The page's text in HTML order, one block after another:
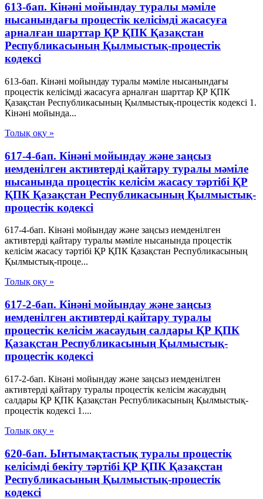
613-бап. Кінәні мойындау туралы мәміле
нысанындағы процестік келісімді жасасуға
арналған шарттар ҚР ҚПК Қазақстан
Республикасының Қылмыстық-процестік
кодексi
613-бап. Кінәні мойындау туралы мәміле нысанындағы
процестік келісімді жасасуға арналған шарттар ҚР ҚПК
Қазақстан Республикасының Қылмыстық-процестік кодексi 1.
Кінәні мойында...
Толық оқу »
617-4-бап. Кінәні мойындау және заңсыз
иемденілген активтерді қайтару туралы мәміле
нысанында процестік келісім жасасу тәртібі ҚР
ҚПК Қазақстан Республикасының Қылмыстық-
процестік кодексi
617-4-бап. Кінәні мойындау және заңсыз иемденілген
активтерді қайтару туралы мәміле нысанында процестік
келісім жасасу тәртібі ҚР ҚПК Қазақстан Республикасының
Қылмыстық-проце...
Толық оқу »
617-2-бап. Кінәні мойындау және заңсыз
иемденілген активтерді қайтару туралы
процестік келісім жасаудың салдары ҚР ҚПК
Қазақстан Республикасының Қылмыстық-
процестік кодексi
617-2-бап. Кінәні мойындау және заңсыз иемденілген
активтерді қайтару туралы процестік келісім жасаудың
салдары ҚР ҚПК Қазақстан Республикасының Қылмыстық-
процестік кодексi 1....
Толық оқу »
620-бап. Ынтымақтастық туралы процестік
келісімді бекіту тәртібі ҚР ҚПК Қазақстан
Республикасының Қылмыстық-процестік
кодексi